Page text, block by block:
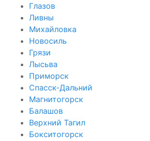
Глазов
Ливны
Михайловка
Новосиль
Грязи
Лысьва
Приморск
Спасск-Дальний
Магнитогорск
Балашов
Верхний Тагил
Бокситогорск